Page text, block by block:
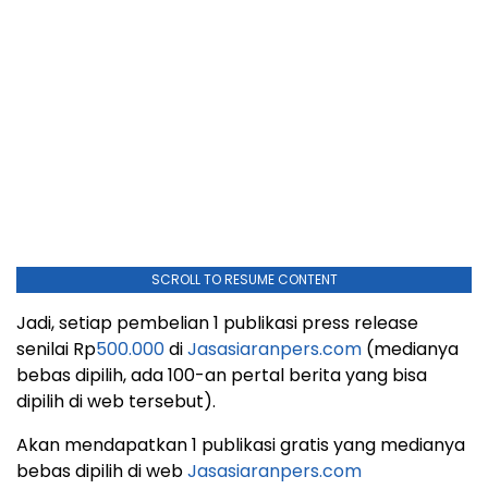
SCROLL TO RESUME CONTENT
Jadi, setiap pembelian 1 publikasi press release
senilai Rp500.000diJasasiaranpers.com (medianya
bebas dipilih, ada 100-an pertal berita yang bisa
dipilih di web tersebut).
Akan mendapatkan 1 publikasi gratis yang medianya
bebas dipilih di webJasasiaranpers.com